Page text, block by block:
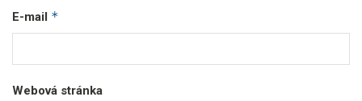
E-mail *
Webová stránka